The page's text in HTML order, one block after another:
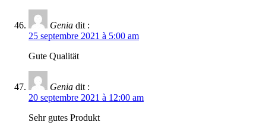
Genia dit :
25 septembre 2021 à 5:00 am
Gute Qualität
Genia dit :
20 septembre 2021 à 12:00 am
Sehr gutes Produkt